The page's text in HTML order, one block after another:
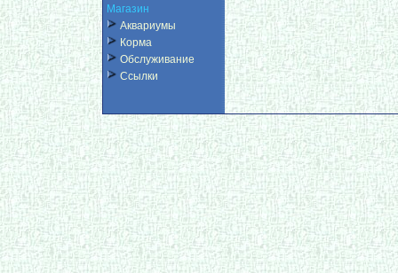
Магазин
Аквариумы
Корма
Обслуживание
Ссылки